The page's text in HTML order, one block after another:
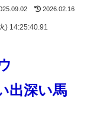
2026.02.16
) 14:25:40.91
出深い馬